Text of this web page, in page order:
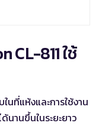
CL-811 ใช้
นที่แห้งและการใช้งาน
นานขึ้นในระยะยาว